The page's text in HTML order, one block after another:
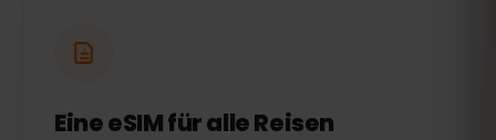
Eine eSIM für alle Reisen